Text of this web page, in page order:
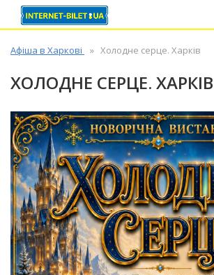
Афіша в Харкові Холодне серце. Харків
ХОЛОДНЕ СЕРЦЕ. ХАРКІВ